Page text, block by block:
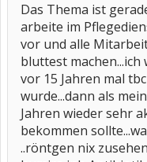
Das Thema ist
arbeite im
vor und alle
bluttest
vor 15 Jahren mal
wurde...dann als
Jahren wieder sehr
bekommen
..röntgen nix